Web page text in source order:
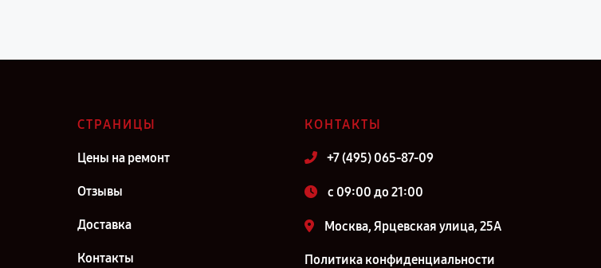
СТРАНИЦЫ
Цены на ремонт
Отзывы
Доставка
Контакты
КОНТАКТЫ
+7 (495) 065-87-09
c 09:00 до 21:00
Москва, Ярцевская улица, 25А
Политика конфиденциальности